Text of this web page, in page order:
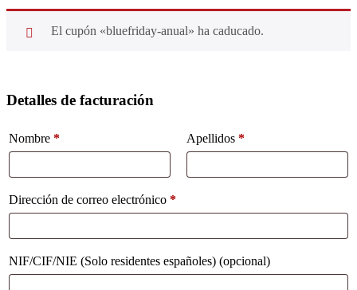
El cupón «bluefriday-anual» ha caducado.
Detalles de facturación
Nombre * Apellidos *
Dirección de correo electrónico *
NIF/CIF/NIE (Solo residentes españoles) (opcional)